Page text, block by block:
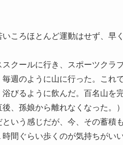
ころほとんど運動はせず、早
クールに行き、スポーツクラ
週のように山に行った。これ
びるように飲んだ。百名山を
、孫娘から離れなくなった。
いう感じだが、今、その蓄積
間ぐらい歩くのが気持ちがい